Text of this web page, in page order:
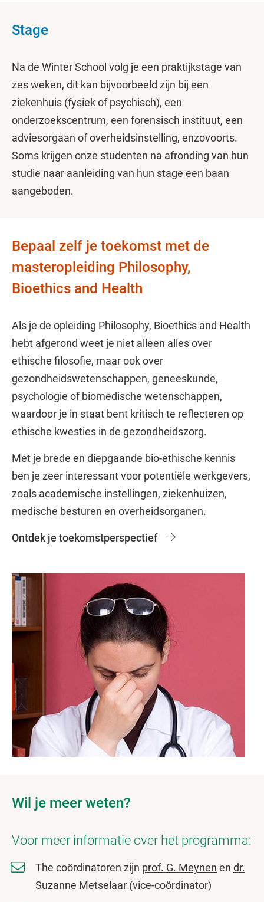
Stage
Na de Winter School volg je een praktijkstage van
zes weken, dit kan bijvoorbeeld zijn bij een
ziekenhuis (fysiek of psychisch), een
onderzoekscentrum, een forensisch instituut, een
adviesorgaan of overheidsinstelling, enzovoorts.
Soms krijgen onze studenten na afronding van hun
studie naar aanleiding van hun stage een baan
aangeboden.
Bepaal zelf je toekomst met de
masteropleiding Philosophy,
Bioethics and Health
Als je de opleiding Philosophy, Bioethics and Health
hebt afgerond weet je niet alleen alles over
ethische filosofie, maar ook over
gezondheidswetenschappen, geneeskunde,
psychologie of biomedische wetenschappen,
waardoor je in staat bent kritisch te reflecteren op
ethische kwesties in de gezondheidszorg.
Met je brede en diepgaande bio-ethische kennis
ben je zeer interessant voor potentiële werkgevers,
zoals academische instellingen, ziekenhuizen,
medische besturen en overheidsorganen.
Ontdek je toekomstperspectief
Wil je meer weten?
Voor meer informatie over het programma:
The coördinatoren zijn prof. G. Meynen en dr.
Suzanne Metselaar (vice-coördinator)